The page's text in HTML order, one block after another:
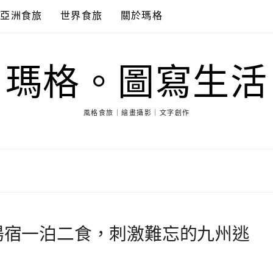
亞洲食旅 世界食旅 關於瑪格
瑪格。圖寫生活
風格食旅｜繪畫攝影｜文字創作
一泊二食，刺激難忘的九州逃